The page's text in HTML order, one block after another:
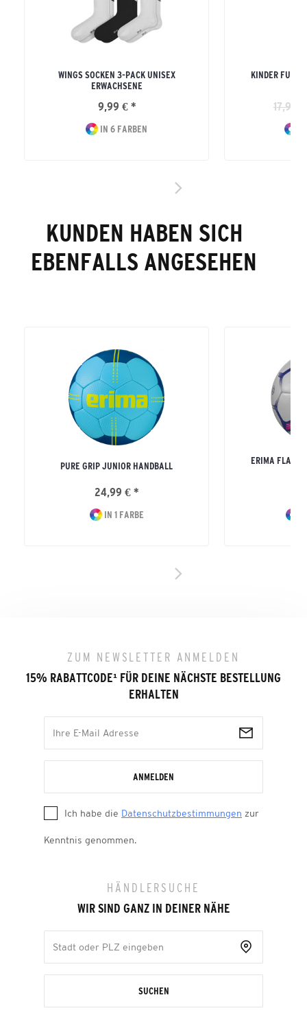
WINGS SOCKEN 3-PACK UNISEX
ERWACHSENE
9,99 € *
IN 6 FARBEN
KINDER
17,99
KUNDEN HABEN SICH
EBENFALLS ANGESEHEN
PURE GRIP JUNIOR HANDBALL
24,99 € *
IN 1 FARBE
ERIMA FLASH
ZUM NEWSLETTER ANMELDEN
15% RABATTCODE¹ FÜR DEINE NÄCHSTE BESTELLUNG
ERHALTEN
ANMELDEN
Ich habe die Datenschutzbestimmungen zur
Kenntnis genommen.
HÄNDLERSUCHE
WIR SIND GANZ IN DEINER NÄHE
SUCHEN